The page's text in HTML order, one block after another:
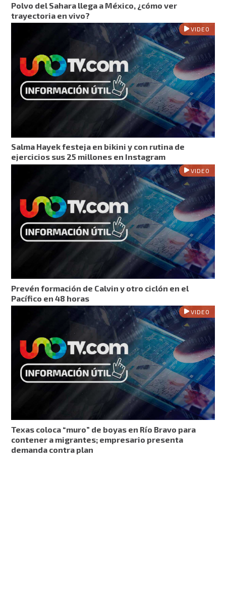
Polvo del Sahara llega a México, ¿cómo ver
trayectoria en vivo?
VIDEO
Salma Hayek festeja en bikini y con rutina de
ejercicios sus 25 millones en Instagram
VIDEO
Prevén formación de Calvin y otro ciclón en el
Pacífico en 48 horas
VIDEO
Texas coloca “muro” de boyas en Río Bravo para
contener a migrantes; empresario presenta
demanda contra plan